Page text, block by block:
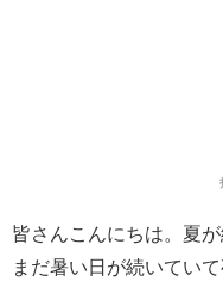
皆さんこんにちは。夏
まだ暑い日が続いてい